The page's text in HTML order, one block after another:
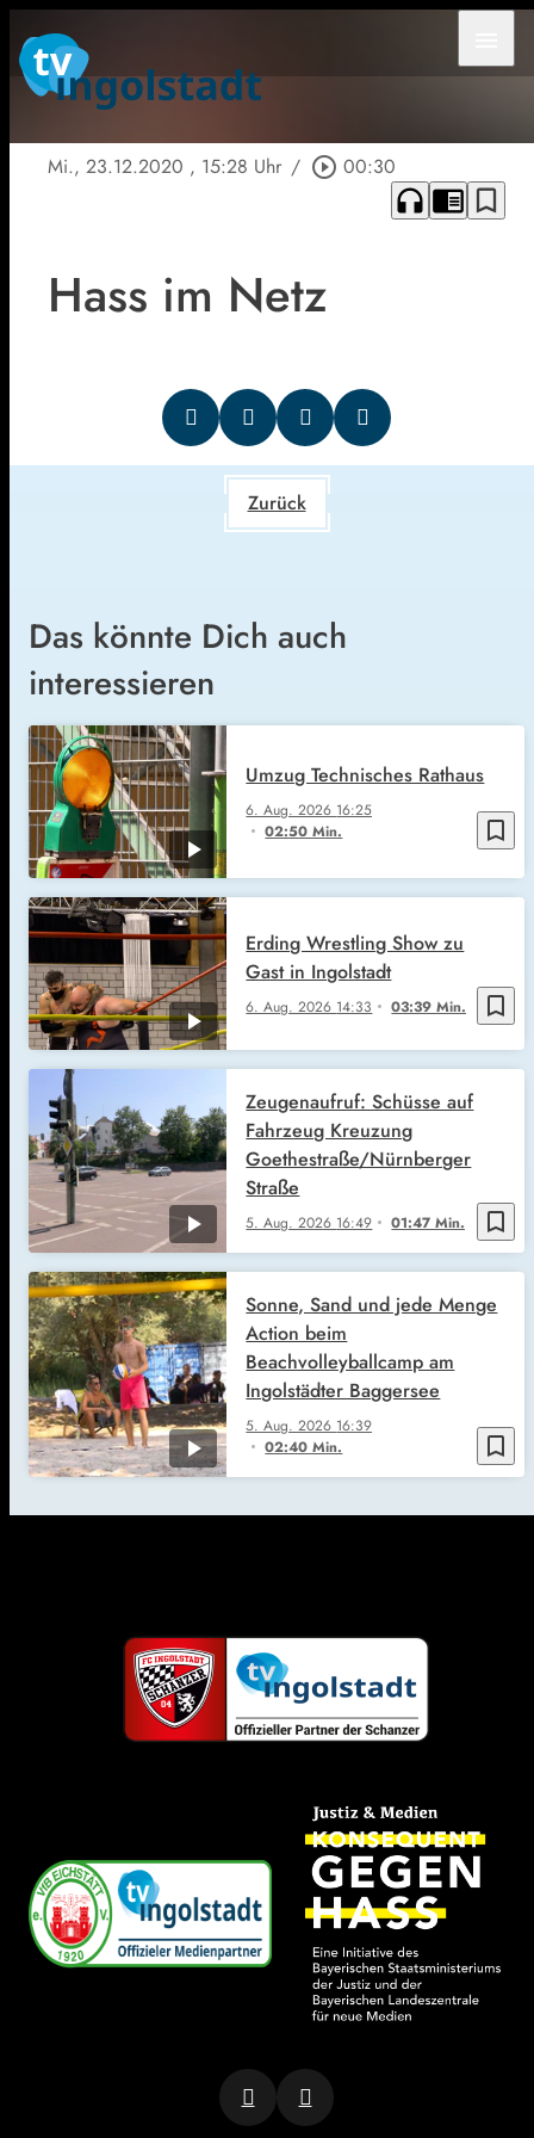
Mi., 23.12.2020 , 15:28 Uhr / play_circle_outline 00:30
headphones chrome_reader_mode bookmark_border
Hass im Netz
Zurück
Das könnte Dich auch
interessieren
bookmark_border
6. Aug. 2026 16:25
02:50 Min.
Umzug Technisches Rathaus
bookmark_border
6. Aug. 2026 14:33 03:39 Min.
Erding Wrestling Show zu
Gast in Ingolstadt
bookmark_border
5. Aug. 2026 16:49 01:47 Min.
Zeugenaufruf: Schüsse auf
Fahrzeug Kreuzung
Goethestraße/Nürnberger
Straße
bookmark_border
5. Aug. 2026 16:39
02:40 Min.
Sonne, Sand und jede Menge
Action beim
Beachvolleyballcamp am
Ingolstädter Baggersee